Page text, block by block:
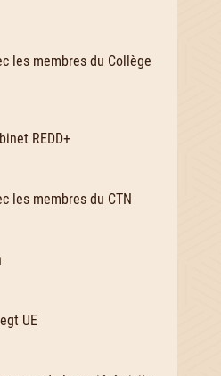
les membres du Collège
REDD+
les membres du CTN
UE